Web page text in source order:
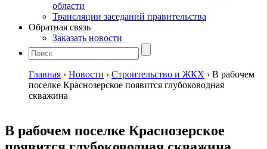
области
Трансляции заседаний правительства
Обратная связь
Заказать новости
Главная › Новости › Строительство и ЖКХ › В рабочем
поселке Краснозерское появится глубоководная
скважина
В рабочем поселке Краснозерское